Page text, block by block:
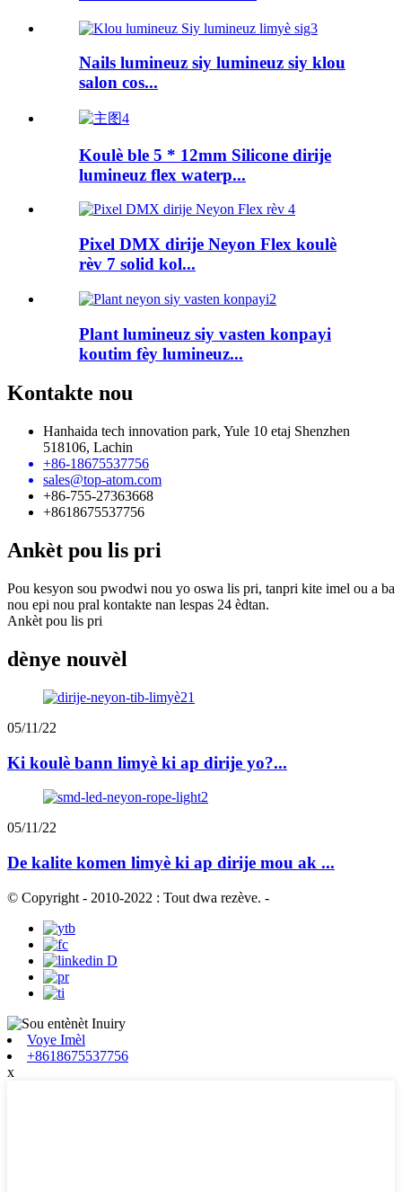
Nails lumineuz siy lumineuz siy klou
salon cos...
Koulè ble 5 * 12mm Silicone dirije
lumineuz flex waterp...
Pixel DMX dirije Neyon Flex koulè
rèv 7 solid kol...
Plant lumineuz siy vasten konpayi
koutim fèy lumineuz...
Kontakte nou
Hanhaida tech innovation park, Yule 10 etaj Shenzhen
518106, Lachin
+86-18675537756
sales@top-atom.com
+86-755-27363668
+8618675537756
Ankèt pou lis pri
Pou kesyon sou pwodwi nou yo oswa lis pri, tanpri kite imel ou a ba
nou epi nou pral kontakte nan lespas 24 èdtan.
Ankèt pou lis pri
dènye nouvèl
05/11/22
Ki koulè bann limyè ki ap dirije yo?...
05/11/22
De kalite komen limyè ki ap dirije mou ak ...
© Copyright - 2010-2022 : Tout dwa rezève. -
Voye Imèl
+8618675537756
x